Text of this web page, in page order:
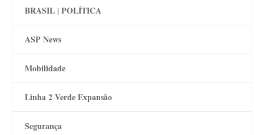
BRASIL | POLÍTICA
ASP News
Mobilidade
Linha 2 Verde Expansão
Segurança